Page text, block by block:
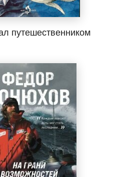
путешественником